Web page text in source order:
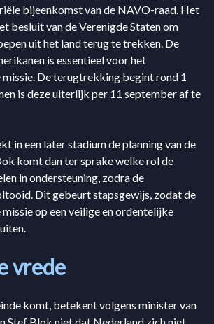
bijeenkomst van de NAVO-raad. Het
besluit van de Verenigde Staten om
uit het land terug te trekken. De
is essentieel voor het
missie. De terugtrekking begint rond 1
is deze uiterlijk per 11 september af te
in een later stadium de planning van de
komt dan ter sprake welke rol de
in ondersteuning, zodra de
Dit gebeurt stapsgewijs, zodat de
missie op een veilige en ordentelijke
vrede
komt, betekent volgens minister van